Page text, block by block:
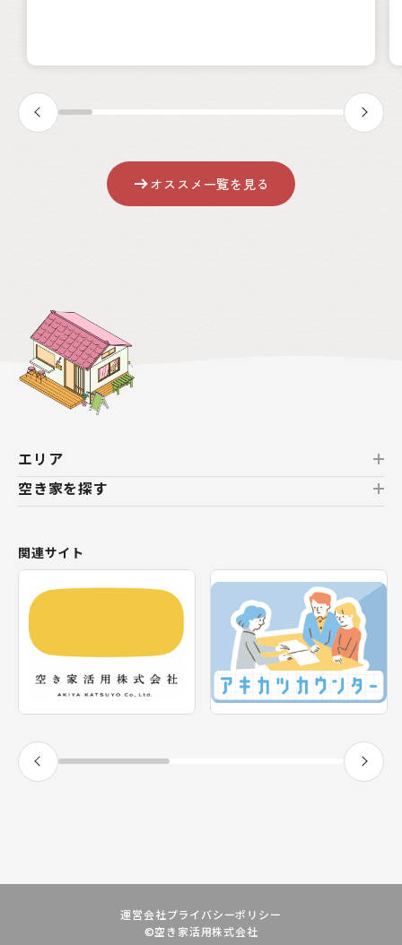
オススメ一覧を見る
エリア
北海道
東北
関東
神奈川県
甲信越・北陸
東海
静岡県
空き家を探す
新着の空き家
テーマから探す
エリアから探す
関連サイト
運営会社プライバシーポリシー
©空き家活用株式会社